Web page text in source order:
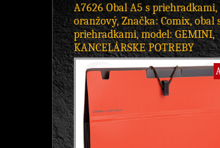
A7626 Obal A5 s priehradkami,
oranžový, Značka: Comix, obal
priehradkami, model: GEMINI,
KANCELÁRSKE POTREBY